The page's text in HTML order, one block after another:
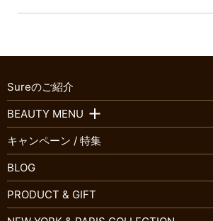
Sureのご紹介
BEAUTY MENU
キャンペーン / 特集
BLOG
PRODUCT & GIFT